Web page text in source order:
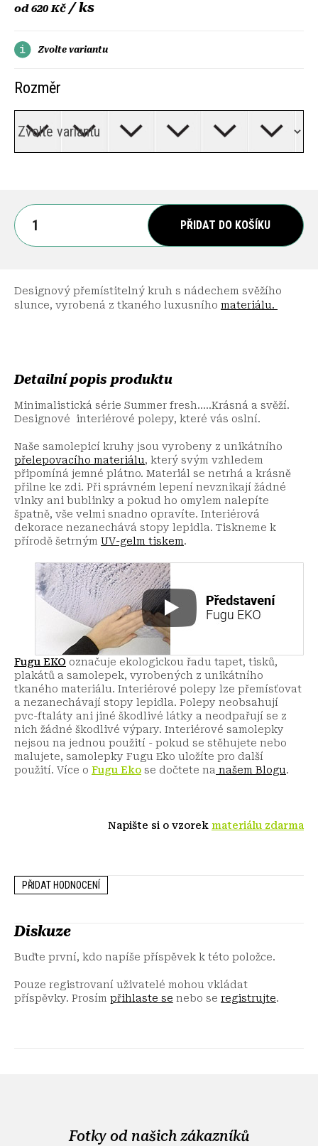
od620 Kč / ks
Zvolte variantu
Rozměr
PŘIDAT DO KOŠÍKU
Designový přemístitelný kruh s nádechem svěžího
slunce, vyrobená z tkaného luxusního materiálu.
Detailní popis produktu
Minimalistická série Summer fresh.....Krásná a svěží.
Designové interiérové polepy, které vás oslní.
Naše samolepicí kruhy jsou vyrobeny z unikátního
přelepovacího materiálu, který svým vzhledem
připomíná jemné plátno. Materiál se netrhá a krásně
přilne ke zdi. Při správném lepení nevznikají žádné
vlnky ani bublinky a pokud ho omylem nalepíte
špatně, vše velmi snadno opravíte. Interiérová
dekorace nezanechává stopy lepidla. Tiskneme k
přírodě šetrným UV-gelm tiskem.
Fugu EKO označuje ekologickou řadu tapet, tisků,
plakátů a samolepek, vyrobených z unikátního
tkaného materiálu. Interiérové polepy lze přemísťovat
a nezanechávají stopy lepidla. Polepy neobsahují
pvc-ftaláty ani jiné škodlivé látky a neodpařují se z
nich žádné škodlivé výpary. Interiérové samolepky
nejsou na jednou použití - pokud se stěhujete nebo
malujete, samolepky Fugu Eko uložíte pro další
použití. Více o Fugu Eko se dočtete na našem Blogu.
Napište si o vzorek materiálu zdarma
PŘIDAT HODNOCENÍ
Diskuze
Buďte první, kdo napíše příspěvek k této položce.
Pouze registrovaní uživatelé mohou vkládat
příspěvky. Prosím přihlaste se nebo se registrujte.
Fotky od našich zákazníků